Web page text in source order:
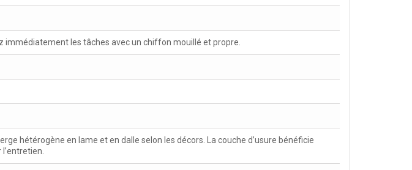
immédiatement les tâches avec un chiffon mouillé et propre.
hétérogène en lame et en dalle selon les décors. La couche d’usure bénéficie